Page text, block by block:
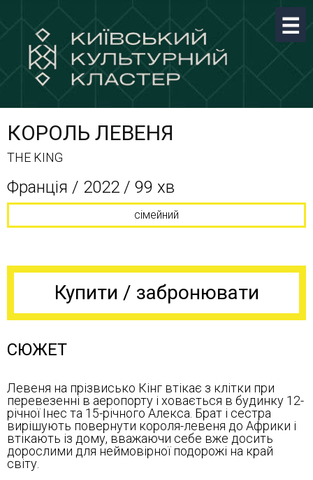
КОРОЛЬ ЛЕВЕНЯ
THE KING
Франція / 2022 / 99 хв
сімейний
Купити / забронювати
СЮЖЕТ
Левеня на прізвисько Кінг втікає з клітки при
перевезенні в аеропорту і ховається в будинку 12-
річної Інес та 15-річного Алекса. Брат і сестра
вирішують повернути короля-левеня до Африки і
втікають із дому, вважаючи себе вже досить
дорослими для неймовірної подорожі на край
світу.